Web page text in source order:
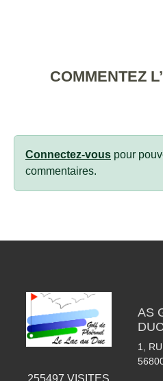
COMMENTEZ
Connectez-vous pour
commentaires.
255497 VISITES
AS
1,